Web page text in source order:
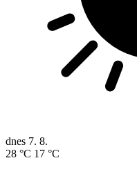
dnes 7. 8.
28 °C 17 °C